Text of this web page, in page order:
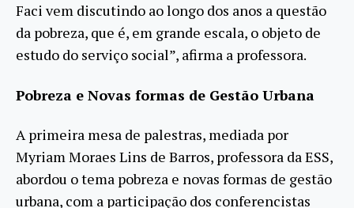
Faci vem discutindo ao longo dos anos a questão
da pobreza, que é, em grande escala, o objeto de
estudo do serviço social”, afirma a professora.
Pobreza e Novas formas de Gestão Urbana
A primeira mesa de palestras, mediada por
Myriam Moraes Lins de Barros, professora da ESS,
abordou o tema pobreza e novas formas de gestão
urbana, com a participação dos conferencistas